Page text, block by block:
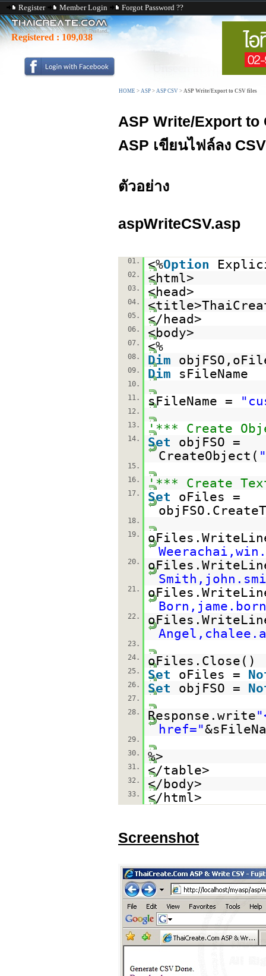
Register Member Login Forgot Password ??
Registered : 109,038
HOME > ASP > ASP CSV > ASP Write/Export to CSV files
ASP Write/Export to
ASP เขียนไฟล์ลง CSV
ตัวอย่าง
aspWriteCSV.asp
01. <%Option
02. <html>
03. <head>
04.
05. </head>
06. <body>
07. <%
08. Dim
09. Dim sFileName
10.
11.
sFileName =
12.
13.
'*** Create
14. Set
objFSO =
CreateObject(
15.
16.
'*** Create
17. Set
oFiles =
18.
19.
20.
21.
22.
23.
24.
oFiles.Close()
25. Set oFiles =
26. Set objFSO =
27.
28.
Response.write
href="
29.
30.
%>
31. </table>
32. </body>
33. </html>
Screenshot